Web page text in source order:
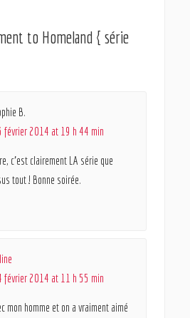
to Homeland { série
B.
février 2014 at 19 h 44 min
c’est clairement LA série que
tout ! Bonne soirée.
février 2014 at 11 h 55 min
mon homme et on a vraiment aimé